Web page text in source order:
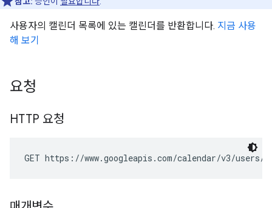
사용자의 캘린더 목록에 있는 캘린더를 반환합니다. 지금 사용
해 보기
요청
HTTP 요청
GET https://www.googleapis.com/calendar/v3/users/